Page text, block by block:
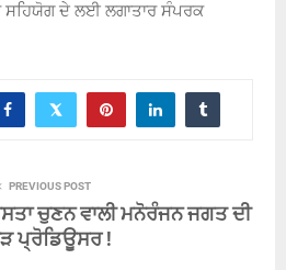
ਦੇ ਲਈ ਲਗਾਤਾਰ ਸੰਪਰਕ
PREVIOUS POST
ਚੁਣਨ ਵਾਲੀ ਮਨੋਰੰਜਨ ਜਗਤ ਦੀ
ਪ੍ਰੋਡਿਊਸਰ !